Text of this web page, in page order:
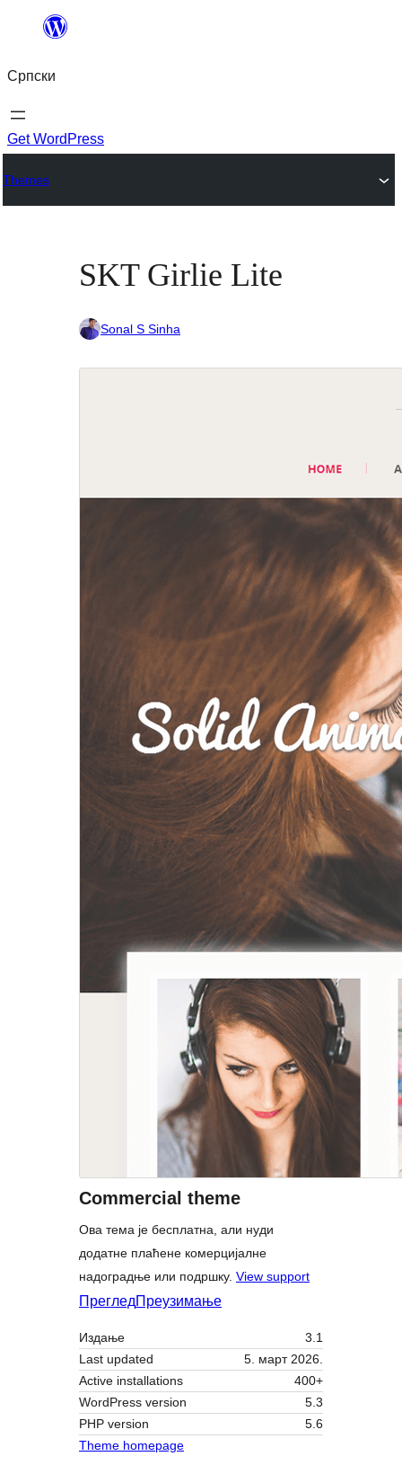
Скочи
садржај
Српски
Get WordPress
Themes
SKT Girlie Lite
Sonal S Sinha
Commercial theme
Ова тема је бесплатна, али нуди
додатне плаћене комерцијалне
надоградње или подршку. View support
ПрегледПреузимање
Издање
3.1
Last updated
5. март 2026.
Active installations
400+
WordPress version
5.3
PHP version
5.6
Theme homepage